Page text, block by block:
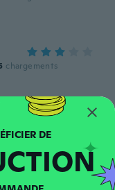
chargements
4 chargements